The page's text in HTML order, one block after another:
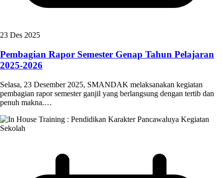
23 Des 2025
Pembagian Rapor Semester Genap Tahun Pelajaran
2025-2026
Selasa, 23 Desember 2025, SMANDAK melaksanakan kegiatan
pembagian rapor semester ganjil yang berlangsung dengan tertib dan
penuh makna.…
Kegiatan
Sekolah